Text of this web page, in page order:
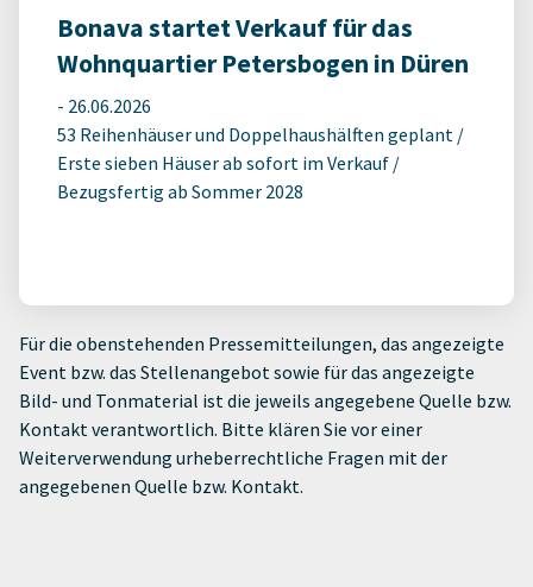
Bonava startet Verkauf für das
Wohnquartier Petersbogen in Düren
- 26.06.2026
53 Reihenhäuser und Doppelhaushälften geplant /
Erste sieben Häuser ab sofort im Verkauf /
Bezugsfertig ab Sommer 2028
Für die obenstehenden Pressemitteilungen, das angezeigte
Event bzw. das Stellenangebot sowie für das angezeigte
Bild- und Tonmaterial ist die jeweils angegebene Quelle bzw.
Kontakt verantwortlich. Bitte klären Sie vor einer
Weiterverwendung urheberrechtliche Fragen mit der
angegebenen Quelle bzw. Kontakt.